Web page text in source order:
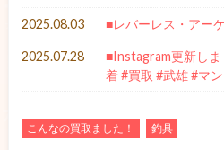
2025.08.03 ■レバーレス・アー
2025.07.28
■Instagram更新し
着 #買取 #武雄 #マ
こんなの買取ました！ 釣具